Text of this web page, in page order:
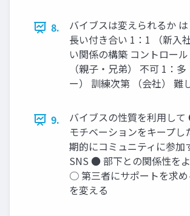
8.
バイブスは変えられるか
長い付き合い 1：1 （新入
い関係の構築 コントロー
（親子・兄弟） 不可 1：
ー） 訓練次第 （会社） 難
9.
バイブスの性質を利用し
モチベーションをキープ
期的にコミュニティに参
SNS ● 部下との関係性を
○ 第三者にサポートを求
を変える